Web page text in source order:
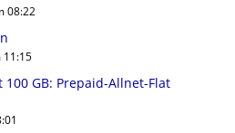
08:22
11:15
GB: Prepaid-Allnet-Flat